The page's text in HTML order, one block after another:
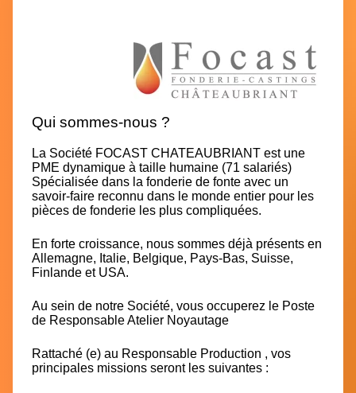
Qui sommes-nous ?
La Société FOCAST CHATEAUBRIANT est une
PME dynamique à taille humaine (71 salariés)
Spécialisée dans la fonderie de fonte avec un
savoir-faire reconnu dans le monde entier pour les
pièces de fonderie les plus compliquées.
En forte croissance, nous sommes déjà présents en
Allemagne, Italie, Belgique, Pays-Bas, Suisse,
Finlande et USA.
Au sein de notre Société, vous occuperez le Poste
de Responsable Atelier Noyautage
Rattaché (e) au Responsable Production , vos
principales missions seront les suivantes :